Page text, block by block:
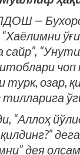
—
чоп
турк, озар,
тилларига
“Аллоҳ
дея